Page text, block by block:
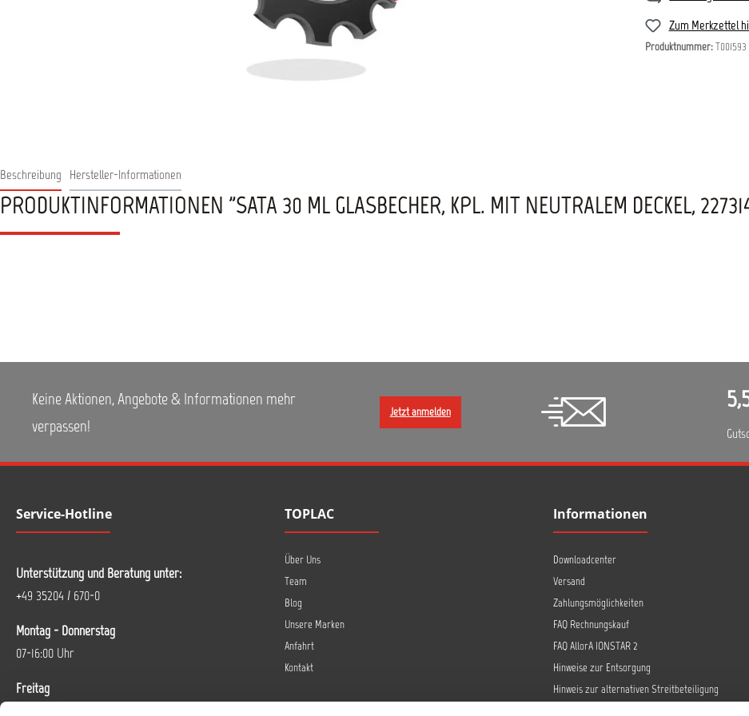
Zum Merkzettel
Produktnummer:T001593
Beschreibung Hersteller-Informationen
PRODUKTINFORMATIONEN "SATA 30 ML GLASBECHER, KPL. MIT NEUTRALEM DECKEL,
Keine Aktionen, Angebote & Informationen mehr
verpassen!
Jetzt anmelden
Service-Hotline
Unterstützung und Beratung unter:
+49 35204 / 670-0
Montag - Donnerstag
07-16:00 Uhr
Freitag
TOPLAC
Über Uns
Team
Blog
Unsere Marken
Anfahrt
Kontakt
Informationen
Downloadcenter
Versand
Zahlungsmöglichkeiten
FAQ Rechnungskauf
FAQ AllorA IONSTAR 2
Hinweise zur Entsorgung
Hinweis zur alternativen Streitbeteiligung